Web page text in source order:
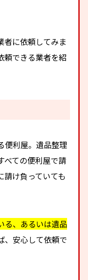
者に依頼してみま
頼できる業者を紹
便利屋。遺品整理
べての便利屋で請
請け負っていても
る、あるいは遺品
、安心して依頼で